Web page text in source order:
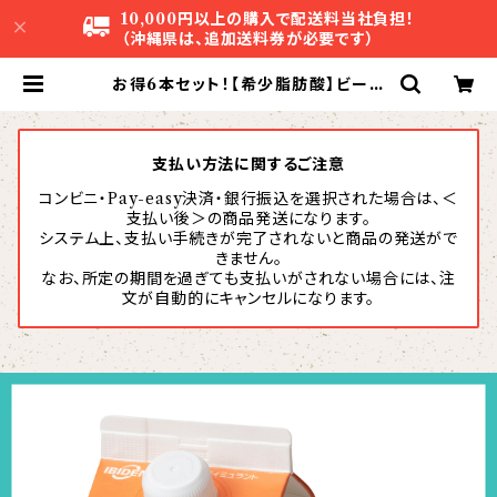
10,000円以上の購入で配送料当社負担！
（沖縄県は、追加送料券が必要です）
お得6本セット！【希少脂肪酸】ビーン
グリスタ
支払い方法に関するご注意
コンビニ・Pay-easy決済・銀行振込を選択された場合は、＜
支払い後＞の商品発送になります。
システム上、支払い手続きが完了されないと商品の発送がで
きません。
なお、所定の期間を過ぎても支払いがされない場合には、注
文が自動的にキャンセルになります。